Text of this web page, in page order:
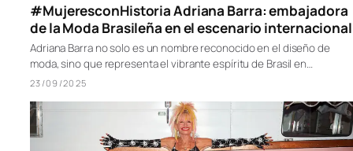
#MujeresconHistoria Adriana Barra: embajadora
de la Moda Brasileña en el escenario internacional
Adriana Barra no solo es un nombre reconocido en el diseño de
moda, sino que representa el vibrante espíritu de Brasil en…
23/09/2025